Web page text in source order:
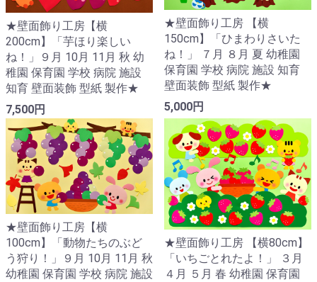
★壁面飾り工房【横
200cm】「芋ほり楽しい
ね！」９月 10月 11月 秋 幼
稚園 保育園 学校 病院 施設
知育 壁面装飾 型紙 製作★
7,500円
★壁面飾り工房 【横
150cm】「ひまわりさいた
ね！」 ７月 ８月 夏 幼稚園
保育園 学校 病院 施設 知育
壁面装飾 型紙 製作★
5,000円
★壁面飾り工房【横
100cm】「動物たちのぶど
う狩り！」９月 10月 11月 秋
幼稚園 保育園 学校 病院 施設
★壁面飾り工房 【横80cm】
「いちごとれたよ！」 ３月
４月 ５月 春 幼稚園 保育園